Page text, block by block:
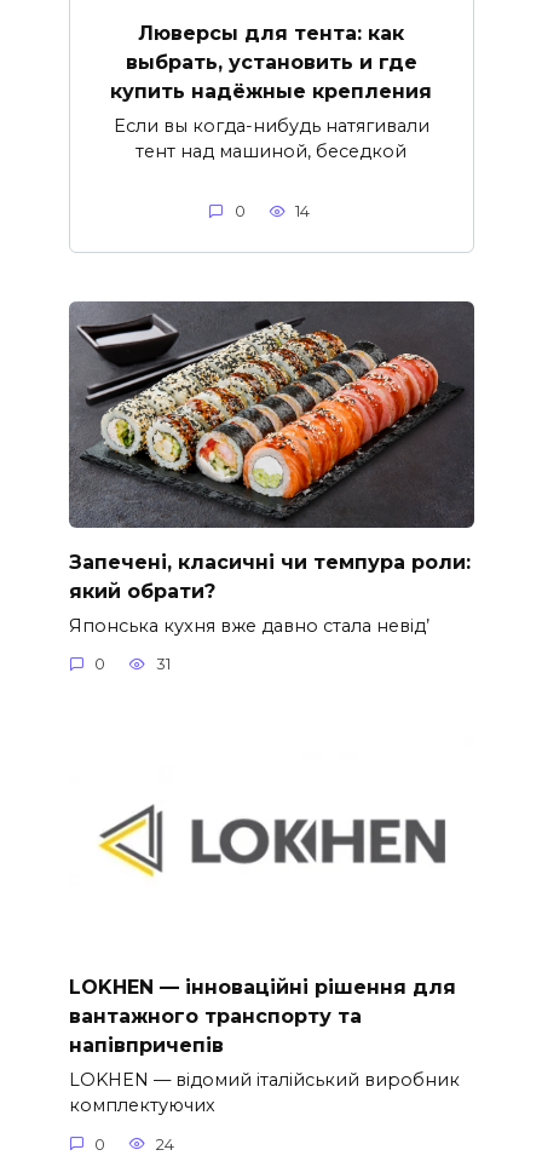
Люверсы для тента: как
выбрать, установить и где
купить надёжные крепления
Если вы когда-нибудь натягивали
тент над машиной, беседкой
0 14
Запечені, класичні чи темпура роли:
який обрати?
Японська кухня вже давно стала невід’
0 31
LOKHEN — інноваційні рішення для
вантажного транспорту та
напівпричепів
LOKHEN — відомий італійський виробник
комплектуючих
0 24